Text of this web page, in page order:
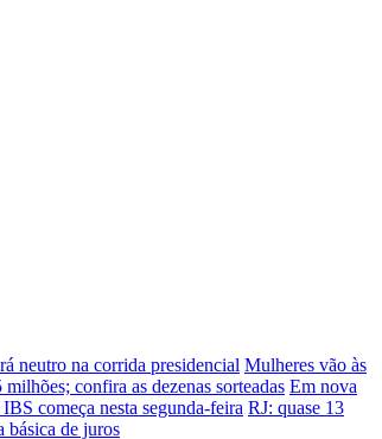
neutro na corrida presidencial Mulheres vão às
confira as dezenas sorteadas Em nova
começa nesta segunda-feira RJ: quase 13
básica de juros